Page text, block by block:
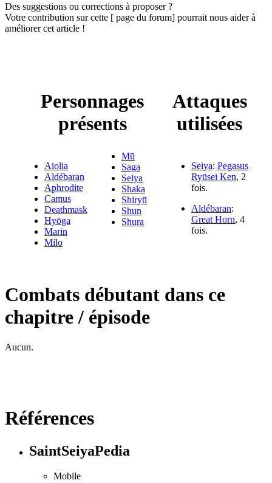
Des suggestions ou corrections à proposer ?
Votre contribution sur cette [ page du forum] pourrait nous aider à
améliorer cet article !
Personnages
présents
Attaques
utilisées
Aiolia
Aldébaran
Aphrodite
Camus
Deathmask
Hyōga
Marin
Milo
Mū
Saga
Seiya
Shaka
Shiryū
Shun
Shura
Seiya: Pegasus
Ryūsei Ken, 2
fois.
Aldébaran:
Great Horn, 4
fois.
Combats débutant dans ce
chapitre / épisode
Aucun.
Références
SaintSeiyaPedia
Mobile